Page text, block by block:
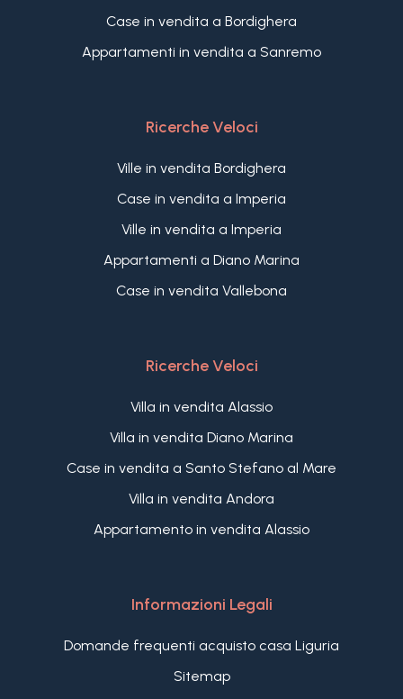
Case in vendita a Bordighera
Appartamenti in vendita a Sanremo
Ricerche Veloci
Ville in vendita Bordighera
Case in vendita a Imperia
Ville in vendita a Imperia
Appartamenti a Diano Marina
Case in vendita Vallebona
Ricerche Veloci
Villa in vendita Alassio
Villa in vendita Diano Marina
Case in vendita a Santo Stefano al Mare
Villa in vendita Andora
Appartamento in vendita Alassio
Informazioni Legali
Domande frequenti acquisto casa Liguria
Sitemap